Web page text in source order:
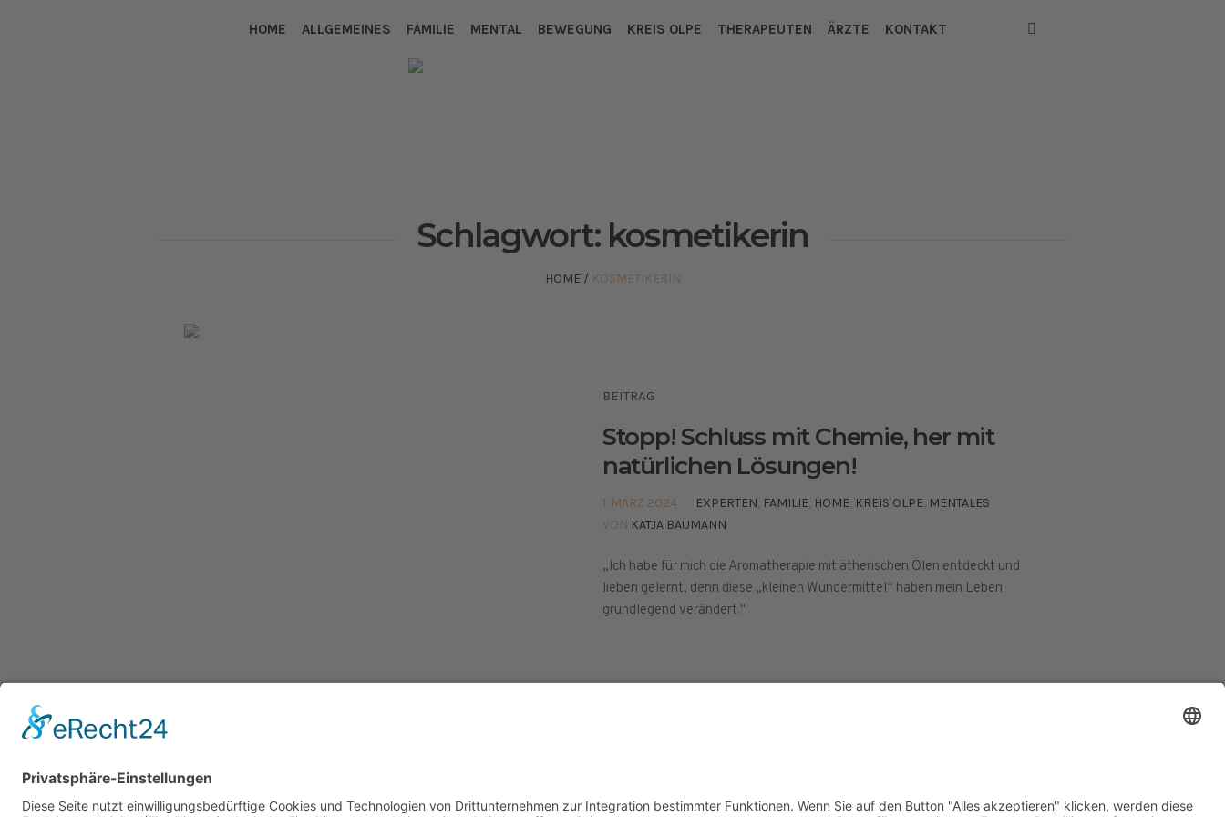
HOME ALLGEMEINES FAMILIE MENTAL BEWEGUNG KREIS OLPE THERAPEUTEN ÄRZTE KONTAKT
Schlagwort: kosmetikerin
HOME / KOSMETIKERIN
BEITRAG
Stopp! Schluss mit Chemie, her mit
natürlichen Lösungen!
1. MÄRZ 2024 EXPERTEN, FAMILIE, HOME, KREIS OLPE, MENTALES
VON KATJA BAUMANN
„Ich habe für mich die Aromatherapie mit ätherischen Ölen entdeckt und
lieben gelernt, denn diese „kleinen Wundermittel“ haben mein Leben
grundlegend verändert."